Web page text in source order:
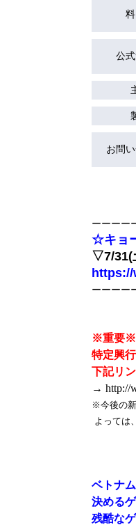
公
お問
ーーーー
☆キョ
▽7/31(
ーーーー
※重要※
特定興
下記リ
→ http://
※今後の
よっては
ベトナ
決める
残酷な